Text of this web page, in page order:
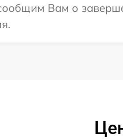
Вам о